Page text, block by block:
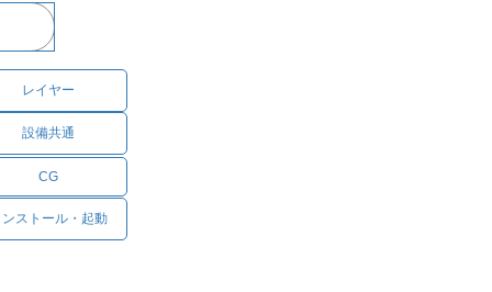
レイヤー
設備共通
CG
ストール・起動